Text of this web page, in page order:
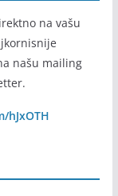
na vašu
našu mailing
hJxOTH